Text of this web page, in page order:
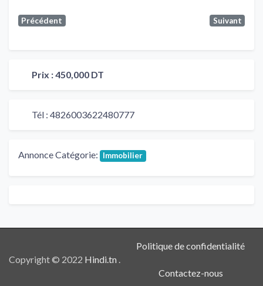
Précédent Suivant
Prix :450,000 DT
Tél : 4826003622480777
Annonce Catégorie: Immobilier
Copyright © 2022 Hindi.tn .
Politique de confidentialité
Contactez-nous